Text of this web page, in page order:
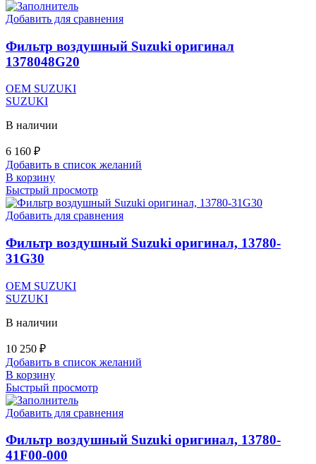
Добавить для сравнения
Фильтр воздушный Suzuki оригинал
1378048G20
OEM SUZUKI
SUZUKI
В наличии
6 160 ₽
Добавить в список желаний
В корзину
Быстрый просмотр
Добавить для сравнения
Фильтр воздушный Suzuki оригинал, 13780-
31G30
OEM SUZUKI
SUZUKI
В наличии
10 250 ₽
Добавить в список желаний
В корзину
Быстрый просмотр
Добавить для сравнения
Фильтр воздушный Suzuki оригинал, 13780-
41F00-000